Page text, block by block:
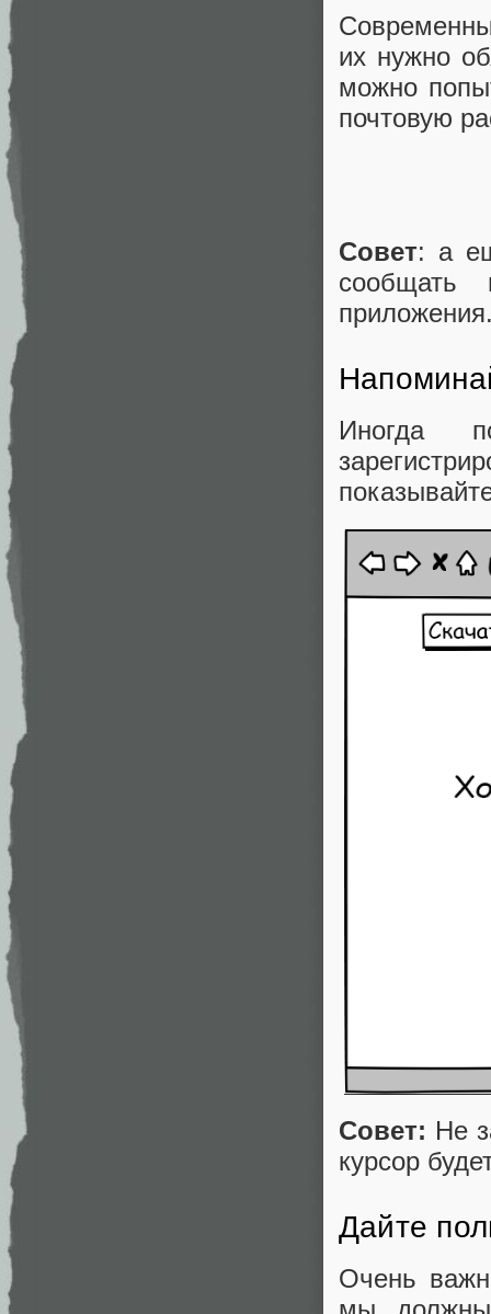
их нужно
можно
почтовую
Совет: а
сообщать
Иногда
Совет: Не
курсор
Дайте
Очень